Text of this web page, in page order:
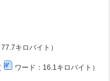
キロバイト）
ワード：16.1キロバイト）